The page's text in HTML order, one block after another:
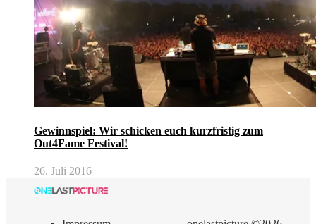
Gewinnspiel: Wir schicken euch kurzfristig zum
Out4Fame Festival!
26. Juli 2016